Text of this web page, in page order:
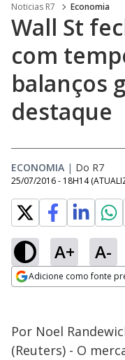
Noticias R7 Economia
Wall St
com
balanços
destaque
ECONOMIA | Do R7
25/07/2016 - 18H14
A+ A-
Adicione como fonte
Por Noel
(Reuters) - O